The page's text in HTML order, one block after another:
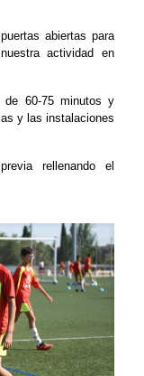
abiertas para
actividad en
de 60-75 minutos y
y las instalaciones
rellenando el